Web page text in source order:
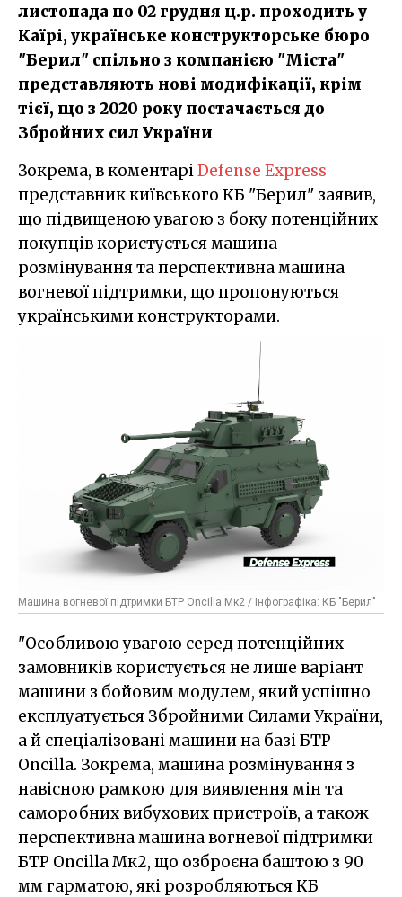
листопада по 02 грудня ц.р. проходить у
Каїрі, українське конструкторське бюро
"Берил" спільно з компанією "Міста"
представляють нові модифікації, крім
тієї, що з 2020 року постачається до
Збройних сил України
Зокрема, в коментаріDefense Express
представник київського КБ "Берил" заявив,
що підвищеною увагою з боку потенційних
покупців користується машина
розмінування та перспективна машина
вогневої підтримки, що пропонуються
українськими конструкторами.
Машина вогневої підтримки БТР Oncilla Мк2 / Інфографіка: КБ "Берил"
"Особливою увагою серед потенційних
замовників користується не лише варіант
машини з бойовим модулем, який успішно
експлуатується Збройними Силами України,
а й спеціалізовані машини на базі БТР
Oncilla. Зокрема, машина розмінування з
навісною рамкою для виявлення мін та
саморобних вибухових пристроїв, а також
перспективна машина вогневої підтримки
БТР Oncilla Мк2, що озброєна баштою з 90
мм гарматою, які розробляються КБ